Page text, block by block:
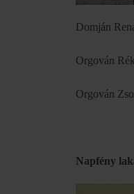
Domján
Orgován
Orgován
Napfény